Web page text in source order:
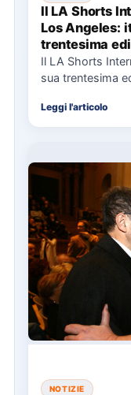
Il LA Shorts
Los Angeles:
trentesima
Il LA Shorts
sua trentesima
Leggi l'articolo
NOTIZIE